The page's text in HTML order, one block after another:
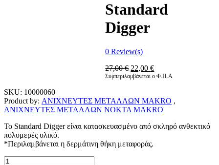
Standard
Digger
0 Review(s)
27,00€ Original
price
22,00€Η
τρέχουσα
22,00 €.
Συμπεριλαμβάνεται ο Φ.Π.Α
SKU: 10000060
Product by: ΑΝΙΧΝΕΥΤΕΣ ΜΕΤΑΛΛΩΝ MAKRO ,
ΑΝΙΧΝΕΥΤΕΣ ΜΕΤΑΛΛΩΝ NOKTA MAKRO
Το Standard Digger είναι κατασκευασμένο από σκληρό ανθεκτικό
πολυμερές υλικό.
*Περιλαμβάνεται η δερμάτινη θήκη μεταφοράς.
Standard